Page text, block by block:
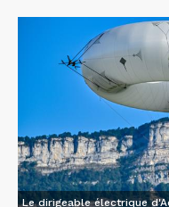
Le dirigeable électrique